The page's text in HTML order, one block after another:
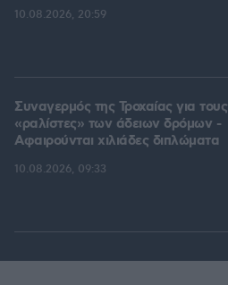
10.08.2026, 20:59
Συναγερμός της Τροχαίας για τους
«ραλίστες» των άδειων δρόμων -
Αφαιρούνται χιλιάδες διπλώματα
10.08.2026, 09:33